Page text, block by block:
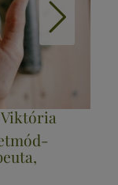
Viktória